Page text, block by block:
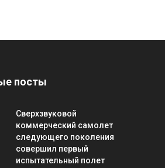
посты
Сверхзвуковой
коммерческий самолет
следующего поколения
совершил первый
испытательный полет